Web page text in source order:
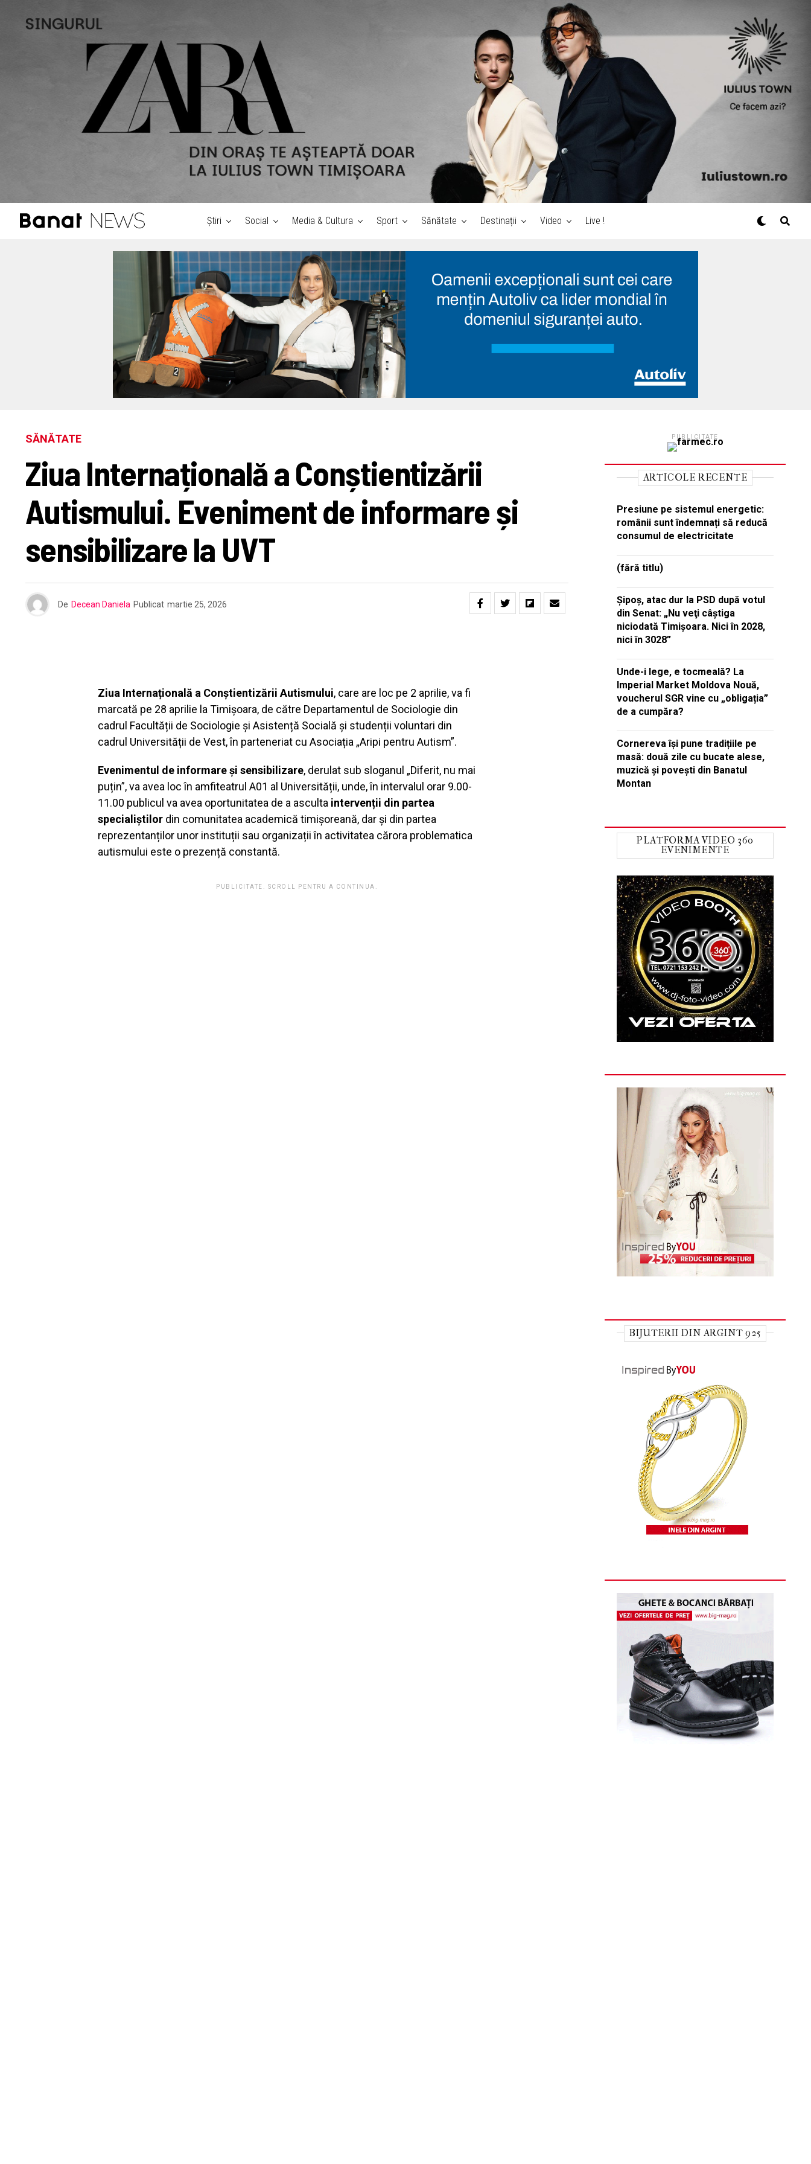
Știri Social Media & Cultura Sport Sănătate Destinații Video Live !
SĂNĂTATE
Ziua Internațională a Conștientizării
Autismului. Eveniment de informare și
sensibilizare la UVT
De Decean Daniela Publicat martie 25, 2026
Ziua Internațională a Conștientizării Autismului, care are loc pe 2 aprilie, va fi
marcată pe 28 aprilie la Timișoara, de către Departamentul de Sociologie din
cadrul Facultății de Sociologie și Asistență Socială și studenții voluntari din
cadrul Universității de Vest, în parteneriat cu Asociația „Aripi pentru Autism”.
Evenimentul de informare și sensibilizare, derulat sub sloganul „Diferit, nu mai
puțin”, va avea loc în amfiteatrul A01 al Universității, unde, în intervalul orar 9.00-
11.00 publicul va avea oportunitatea de a asculta intervenții din partea
specialiștilor din comunitatea academică timișoreană, dar și din partea
reprezentanților unor instituții sau organizații în activitatea cărora problematica
autismului este o prezență constantă.
PUBLICITATE. SCROLL PENTRU A CONTINUA.
PUBLICITATE
ARTICOLE RECENTE
Presiune pe sistemul energetic:
românii sunt îndemnați să reducă
consumul de electricitate
(fără titlu)
Şipoş, atac dur la PSD după votul
din Senat: „Nu veţi câştiga
niciodată Timişoara. Nici în 2028,
nici în 3028”
Unde-i lege, e tocmeală? La
Imperial Market Moldova Nouă,
voucherul SGR vine cu „obligația”
de a cumpăra?
Cornereva își pune tradițiile pe
masă: două zile cu bucate alese,
muzică și povești din Banatul
Montan
PLATFORMA VIDEO 360
EVENIMENTE
BIJUTERII DIN ARGINT 925